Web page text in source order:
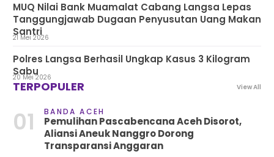
MUQ Nilai Bank Muamalat Cabang Langsa Lepas
Tanggungjawab Dugaan Penyusutan Uang Makan
Santri
21 Mei 2026
Polres Langsa Berhasil Ungkap Kasus 3 Kilogram
Sabu20 Mei 2026
TERPOPULER View All
01 BANDA ACEH
Pemulihan Pascabencana Aceh Disorot,
Aliansi Aneuk Nanggro Dorong
Transparansi Anggaran